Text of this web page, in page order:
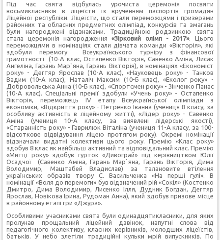
Під час свята відбулась урочиста церемонія посвяти
восьмикласників в ліцеїсти із врученням паспортів громадян
Ліцейної республіки. Ліцеїсти, що стали переможцями і призерами
районних та обласних предметних олімпіад, конкурсів та змагань
були нагороджені відзнаками. Традиційною родзинкою свята
стала церемонія нагородження«Зірковий олімп - 2017». Цього
переможцями в номінаціях стали дівчата команди «Вікторія», які
здобули перемогу Всеукраїнського турніру з фінансової
грамотності (10-А клас, Остапенко Вікторія, Савенко Аміна, Лисак
Ангеліна, Гарань Мар`яна, Гарань Вікторія), в номінаціях «Економіст
року» - Дегтяр Ярослав (10-А клас), «Науковець року» - Танков
Вадим (10-А клас), Наталіч Максим (10-Б клас), «Еколог року» -
Добровольська Анна (10-Б клас), «Спортсмен року» - Зінченко Панас
(10-А клас). Спеціальні премії здобули «Учень року» - Остапенко
Вікторія, переможець IV етапу Всеукраїнської олімпіади з
економіки, «Відкриття року» - Петренко Іванна (учениця 8 класу, за
особливу активність в ліцейному житті), «Лідер року» - Савенко
Аміна (учениця 10-А класу, за виявлені лідерські якості),
«Старанність року» - Гаврилюк Віталіна (учениця 11-А класу, за 100-
відсоткове відвідування ліцею протягом року). Окремі номінації
відзначали видатні колективи цього року. Премію «Клас року»
здобув 8 клас як найбільш активний та відповідальний клас. Премію
«Митці року» здобув гурток «Дивограй» під керівництвом Юлії
Осадчої (Савенко Аміна, Гарань Мар`яна, Гарань Вікторія, Дима
Володимир, Маштабей Владислав) за талановите втілення
українських образів твору С. Васильченка «На перші гулі». В
номінації «Воля до перемоги» був відзначений рій «Сокіл» (Костенко
Дмитро, Дима Володимир, Лисенко Ілля, Дудник Богдан, Дегтяр
Ярослав, Новікова Ірина, Рудоман Анна), який здобув призове місце
в районному етапі гри «Джура».
Особливими учасниками свята були одинадцятикласники, для яких
пролунав прощальний ліцейний дзвінок, напутні слова від
педагогічного колективу, класних керівників, молодших ліцеїстів,
батьків. У небо злетіли традиційні кульки мрій випускників. По